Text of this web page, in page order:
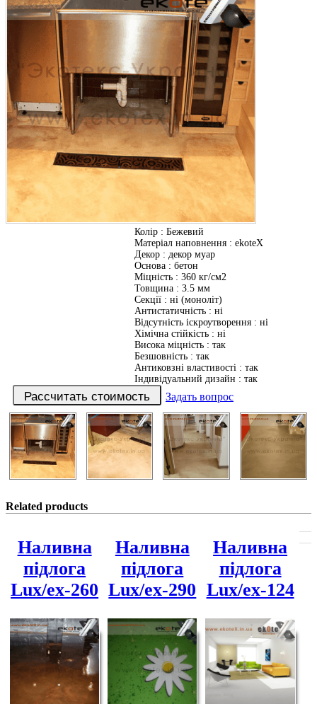
Колір : Бежевий
Матеріал наповнення : ekoteX
Декор : декор муар
Основа : бетон
Міцність : 360 кг/см2
Товщина : 3.5 мм
Секції : ні (моноліт)
Антистатичність : ні
Відсутність іскроутворення : ні
Хімічна стійкість : ні
Висока міцність : так
Безшовність : так
Антиковзні властивості : так
Індивідуальний дизайн : так
Задать вопрос
Related products
Наливна
підлога
Lux/ex-260
Наливна
підлога
Lux/ex-290
Наливна
підлога
Lux/ex-124